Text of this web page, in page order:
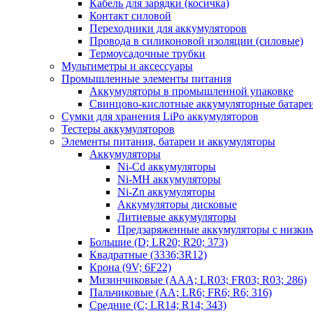
Кабель для зарядки (косичка)
Контакт силовой
Переходники для аккумуляторов
Провода в силиконовой изоляции (силовые)
Термоусадочные трубки
Мультиметры и аксессуары
Промышленные элементы питания
Аккумуляторы в промышленной упаковке
Свинцово-кислотные аккумуляторные
Сумки для хранения LiPo аккумуляторов
Тестеры аккумуляторов
Элементы питания, батареи и аккумуляторы
Аккумуляторы
Ni-Cd аккумуляторы
Ni-MH аккумуляторы
Ni-Zn аккумуляторы
Аккумуляторы дисковые
Литиевые аккумуляторы
Предзаряженные аккумуляторы с
Большие (D; LR20; R20; 373)
Квадратные (3336;3R12)
Крона (9V; 6F22)
Мизинчиковые (AAA; LR03; FR03; R03; 286)
Пальчиковые (AA; LR6; FR6; R6; 316)
Средние (C; LR14; R14; 343)